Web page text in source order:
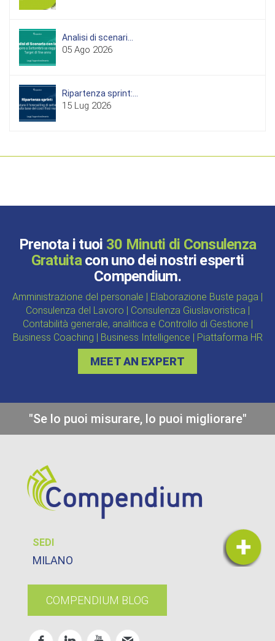
Analisi di scenari...
05 Ago 2026
Ripartenza sprint:...
15 Lug 2026
Prenota i tuoi 30 Minuti di Consulenza
Gratuitacon uno dei nostri esperti
Compendium.
Amministrazione del personale | Elaborazione Buste paga |
Consulenza del Lavoro | Consulenza Giuslavoristica |
Contabilità generale, analitica e Controllo di Gestione |
Business Coaching | Business Intelligence | Piattaforma HR
MEET AN EXPERT
"Se lo puoi misurare, lo puoi migliorare"
SEDI
MILANO
COMPENDIUM BLOG